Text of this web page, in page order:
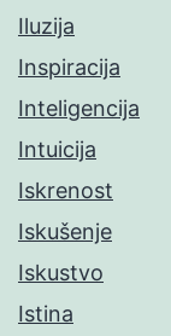
Iluzija
Inspiracija
Inteligencija
Intuicija
Iskrenost
Iskušenje
Iskustvo
Istina